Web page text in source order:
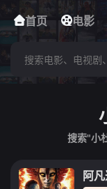
首页 电影
搜索"小
阿